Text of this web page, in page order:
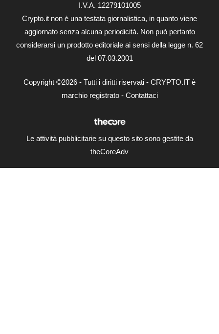
I.V.A. 12279101005
Crypto.it non è una testata giornalistica, in quanto viene
aggiornato senza alcuna periodicità. Non può pertanto
considerarsi un prodotto editoriale ai sensi della legge n. 62
del 07.03.2001
Copyright ©2026 - Tutti i diritti riservati - CRYPTO.IT è
marchio registrato - Contattaci
Le attività pubblicitarie su questo sito sono gestite da
theCoreAdv